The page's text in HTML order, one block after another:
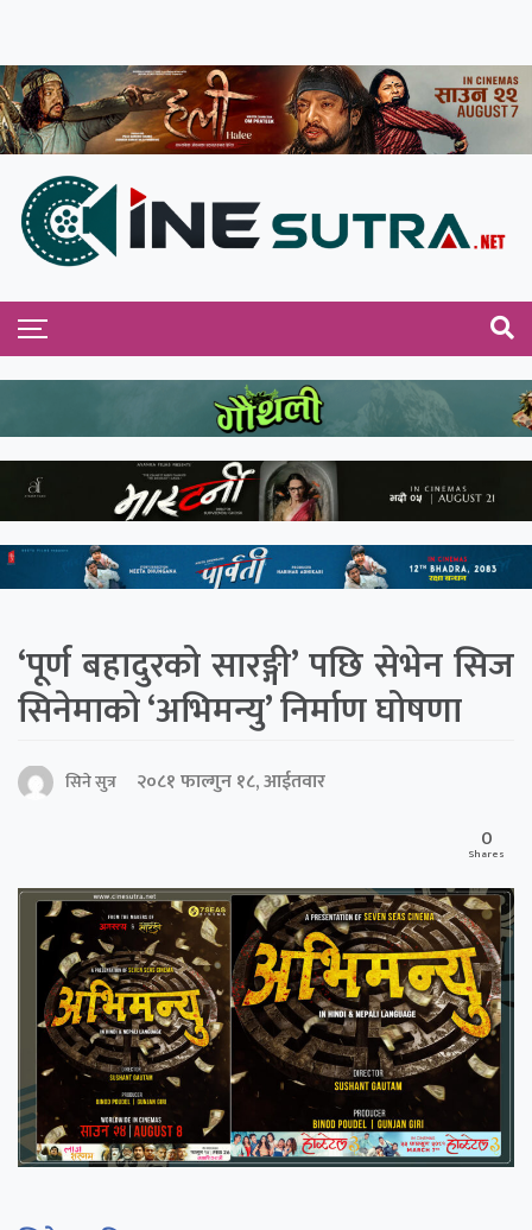
‘पूर्ण बहादुरको सारङ्गी’ पछि सेभेन सिज
सिनेमाको ‘अभिमन्यु’ निर्माण घोषणा
सिने सुत्र
२०८१ फाल्गुन १८, आईतवार
0
Shares